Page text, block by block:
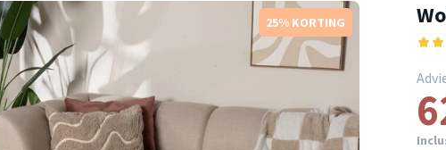
25% KORTING